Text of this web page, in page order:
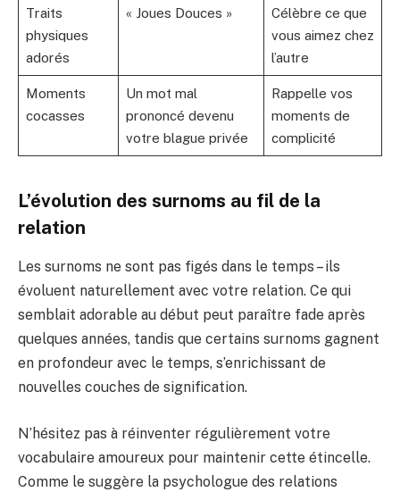
Traits
physiques
adorés
« Joues Douces »
Célèbre ce que
vous aimez chez
l’autre
Moments
cocasses
Un mot mal
prononcé devenu
votre blague privée
Rappelle vos
moments de
complicité
L’évolution des surnoms au fil de la
relation
Les surnoms ne sont pas figés dans le temps – ils
évoluent naturellement avec votre relation. Ce qui
semblait adorable au début peut paraître fade après
quelques années, tandis que certains surnoms gagnent
en profondeur avec le temps, s’enrichissant de
nouvelles couches de signification.
N’hésitez pas à réinventer régulièrement votre
vocabulaire amoureux pour maintenir cette étincelle.
Comme le suggère la psychologue des relations